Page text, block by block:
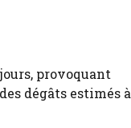
provoquant
dégâts estimés à